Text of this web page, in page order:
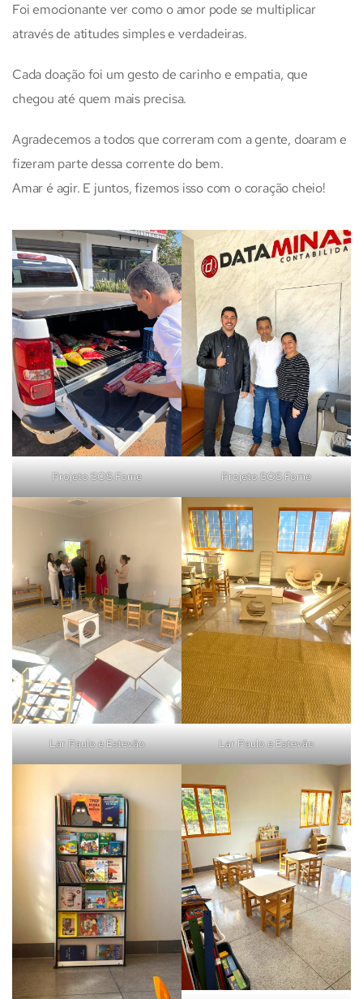
Foi emocionante ver como o amor pode se multiplicar
através de atitudes simples e verdadeiras.
Cada doação foi um gesto de carinho e empatia, que
chegou até quem mais precisa.
Agradecemos a todos que correram com a gente, doaram e
fizeram parte dessa corrente do bem.
Amar é agir. E juntos, fizemos isso com o coração cheio!
Projeto SOS Fome Projeto SOS Fome
Lar Paulo e Estevão Lar Paulo e Estevão